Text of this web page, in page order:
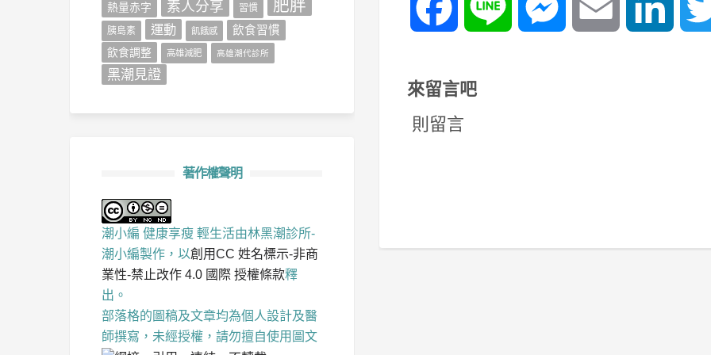
Facebook Line Messenger Email
來留言吧
則留言
熱量赤字 素人分享 習慣 肥胖
胰島素 運動 飢餓感
飲食習慣
飲食調整
高雄減肥 高雄潮代診所
黑潮見證
著作權聲明
潮小編 健康享瘦 輕生活由林黑潮診所-
潮小編製作，以創用CC 姓名標示-非商
業性-禁止改作 4.0 國際 授權條款釋
出。
部落格的圖稿及文章均為個人設計及醫
師撰寫，未經授權，請勿擅自使用圖文